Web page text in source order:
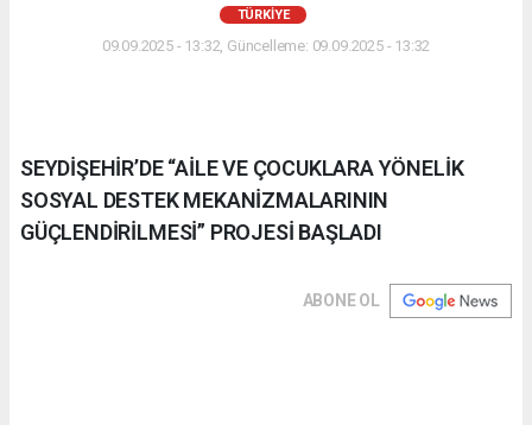
TÜRKIYE
09.09.2025 - 13:32, Güncelleme: 09.09.2025 - 13:32
SEYDİŞEHİR’DE “AİLE VE ÇOCUKLARA YÖNELİK
SOSYAL DESTEK MEKANİZMALARININ
GÜÇLENDİRİLMESİ” PROJESİ BAŞLADI
ABONE OL